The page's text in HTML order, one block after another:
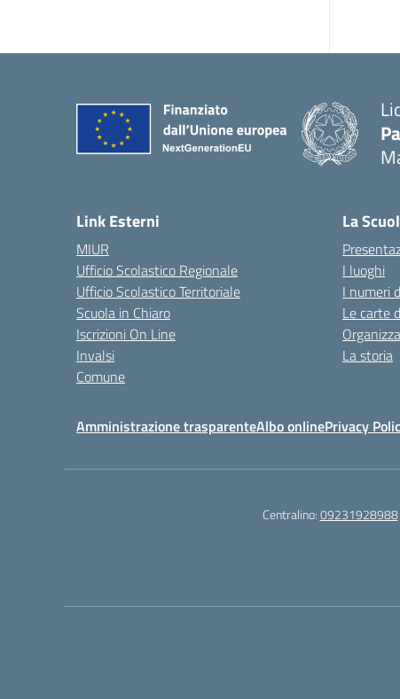
Link Esterni
MIUR
Ufficio Scolastico Regionale
Ufficio Scolastico Territoriale
Scuola in Chiaro
Iscrizioni On Line
Invalsi
Comune
La
I luoghi
I numeri
Le carte
La storia
Amministrazione trasparenteAlbo onlinePrivacy
Centralino:09231928988